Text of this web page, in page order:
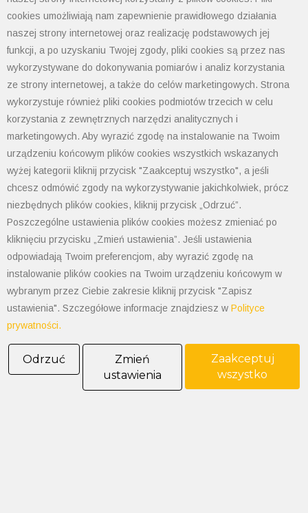
cookies umożliwiają nam zapewnienie prawidłowego działania
naszej strony internetowej oraz realizację podstawowych jej
funkcji, a po uzyskaniu Twojej zgody, pliki cookies są przez nas
wykorzystywane do dokonywania pomiarów i analiz korzystania
ze strony internetowej, a także do celów marketingowych. Strona
wykorzystuje również pliki cookies podmiotów trzecich w celu
korzystania z zewnętrznych narzędzi analitycznych i
marketingowych. Aby wyrazić zgodę na instalowanie na Twoim
urządzeniu końcowym plików cookies wszystkich wskazanych
wyżej kategorii kliknij przycisk "Zaakceptuj wszystko", a jeśli
chcesz odmówić zgody na wykorzystywanie jakichkolwiek, prócz
niezbędnych plików cookies, kliknij przycisk „Odrzuć”.
Poszczególne ustawienia plików cookies możesz zmieniać po
kliknięciu przycisku „Zmień ustawienia”. Jeśli ustawienia
odpowiadają Twoim preferencjom, aby wyrazić zgodę na
instalowanie plików cookies na Twoim urządzeniu końcowym w
wybranym przez Ciebie zakresie kliknij przycisk "Zapisz
ustawienia". Szczegółowe informacje znajdziesz w Polityce
prywatności.
Odrzuć
Zmień
ustawienia
Zaakceptuj
wszystko
POLIMET S. Kij spółka jawna
43-300 Bielsko-Biała ul. Grażyńskiego 74
Polityka prywatności
Polityka cookies
Informacja od administratora danych
Informacje GPSR
Ogólne warunki sprzedaży
tel: 33 497-77-77
biuro@polimet.com.pl
Godziny otwarcia: 7:30-15:30
NIP: 547-008-67-86
KRS: 0000003533
REGON: 070008398
POLIMET S. Kij spółka jawna
Oddział Dąbrowa Górnicza
Aleja Józefa Piłsudskiego 89
Tel. 32 268 50 99
kom. 538-208-100